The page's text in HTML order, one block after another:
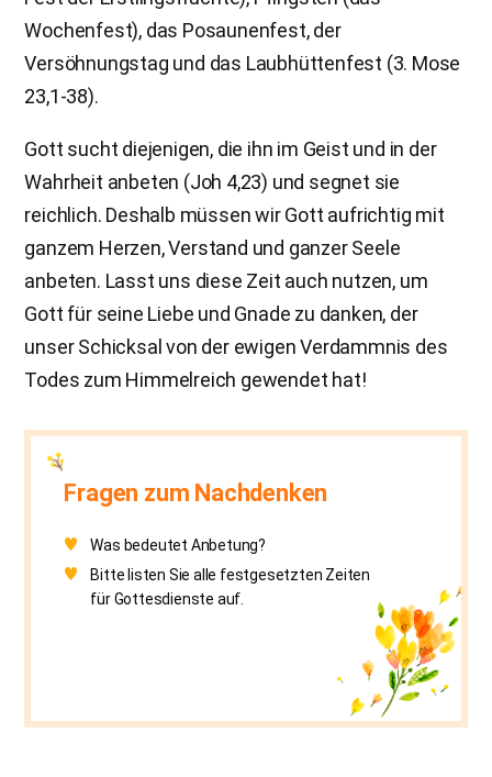
Wochenfest), das Posaunenfest, der
Versöhnungstag und das Laubhüttenfest (3. Mose
23,1-38).
Gott sucht diejenigen, die ihn im Geist und in der
Wahrheit anbeten (Joh 4,23) und segnet sie
reichlich. Deshalb müssen wir Gott aufrichtig mit
ganzem Herzen, Verstand und ganzer Seele
anbeten. Lasst uns diese Zeit auch nutzen, um
Gott für seine Liebe und Gnade zu danken, der
unser Schicksal von der ewigen Verdammnis des
Todes zum Himmelreich gewendet hat!
Fragen zum Nachdenken
Was bedeutet Anbetung?
Bitte listen Sie alle festgesetzten Zeiten
für Gottesdienste auf.